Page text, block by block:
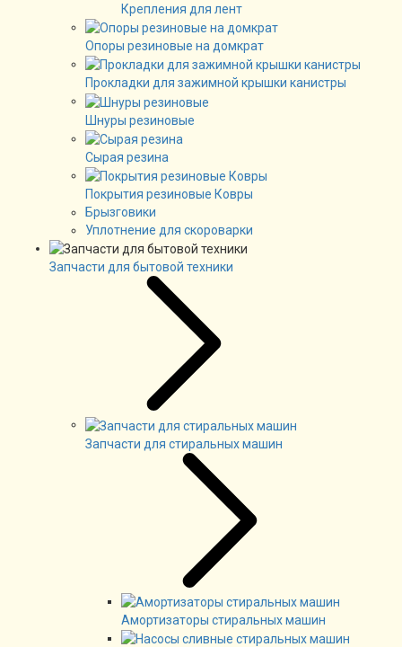
Крепления для лент
Опоры резиновые на домкрат
Прокладки для зажимной крышки канистры
Шнуры резиновые
Сырая резина
Покрытия резиновые Ковры
Брызговики
Уплотнение для скороварки
Запчасти для бытовой техники
Запчасти для стиральных машин
Амортизаторы стиральных машин